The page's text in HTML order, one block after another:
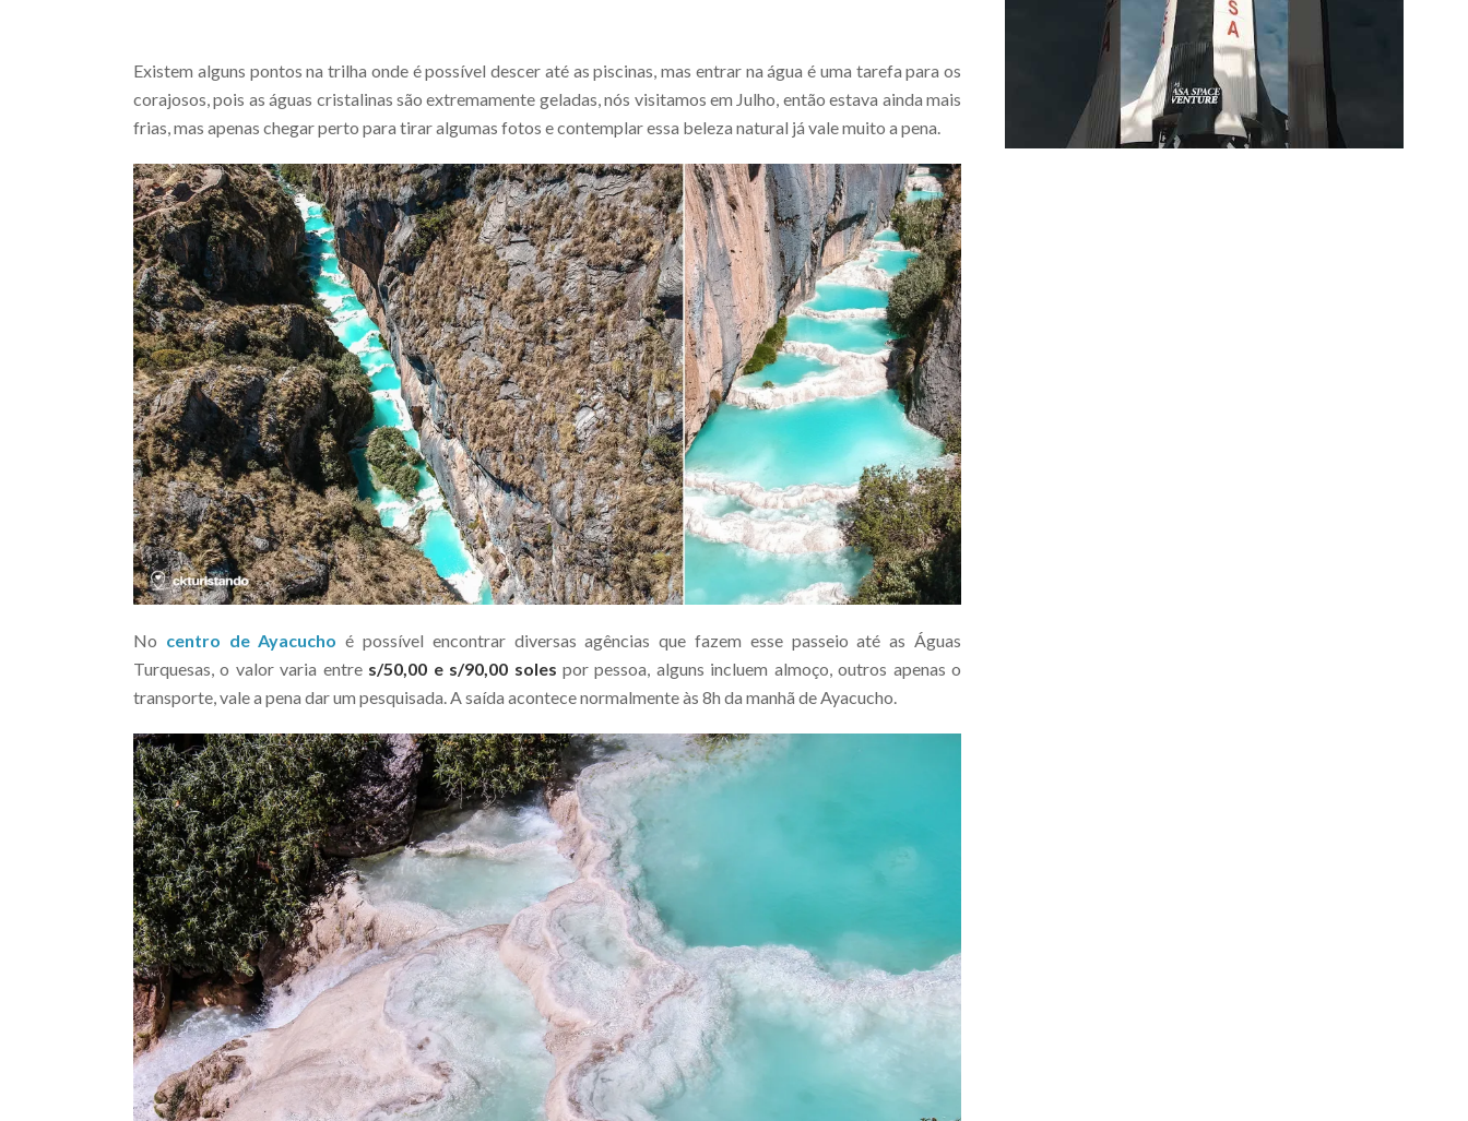
Existem alguns pontos na trilha onde é possível descer até as piscinas, mas entrar na água é uma tarefa para os
corajosos, pois as águas cristalinas são extremamente geladas, nós visitamos em Julho, então estava ainda mais
frias, mas apenas chegar perto para tirar algumas fotos e contemplar essa beleza natural já vale muito a pena.
No centro de Ayacucho é possível encontrar diversas agências que fazem esse passeio até as Águas
Turquesas, o valor varia entre s/50,00 e s/90,00 soles por pessoa, alguns incluem almoço, outros apenas o
transporte, vale a pena dar um pesquisada. A saída acontece normalmente às 8h da manhã de Ayacucho.